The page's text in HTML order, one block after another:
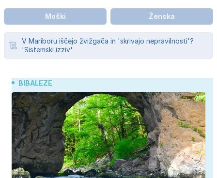
Moški Ženska
V Mariboru iščejo žvižgača in 'skrivajo nepravilnosti'?
'Sistemski izziv'
BIBALEZE